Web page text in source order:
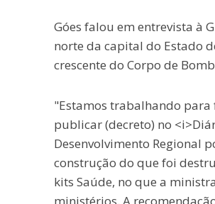
Góes falou em entrevista à
norte da capital do Estado
crescente do Corpo de
"Estamos trabalhando para
publicar (decreto) no
Desenvolvimento Regional
construção do que foi
kits Saúde, no que a